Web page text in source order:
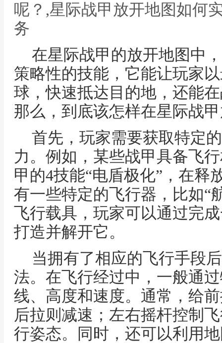
呢？,星际战甲放开地图如何
务
在星际战甲的放开地图中
策略性的技能，它能让玩家
球，快速抵达目的地，还能
那么，到底该怎样在星际战
首先，玩家需要获取特定
力。例如，某些战甲具备飞
甲的4技能“电盾极化”，在释
有一些特定的飞行器，比如“
飞行载具，玩家可以通过完
打造并解开它。
当拥有了相应的飞行手段
法。在飞行经过中，一般通
线、高度和速度。通常，给
后拉则减速；左右摇杆控制
行姿态。同时，还可以利用